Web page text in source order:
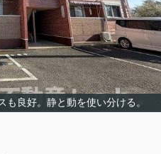
も良好。静と動を使い分ける。